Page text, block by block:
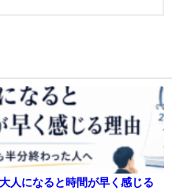
大人になると時間が早く感じる